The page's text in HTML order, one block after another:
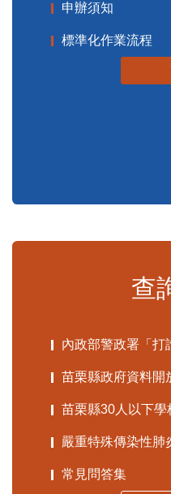
申辦須知
標準化作業流程
查
內政部警政署「打
苗栗縣政府資料開
苗栗縣30人以下學
嚴重特殊傳染性肺
常見問答集